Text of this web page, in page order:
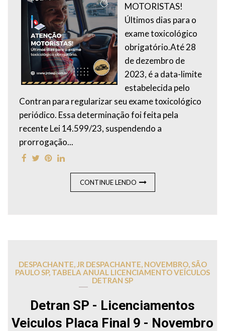
MOTORISTAS!
Últimos dias para o
exame toxicológico
obrigatório.Até 28
de dezembro de
2023, é a data-limite
estabelecida pelo
Contran para regularizar seu exame toxicológico
periódico. Essa determinação foi feita pela
recente Lei 14.599/23, suspendendo a
prorrogação...
CONTINUE LENDO
DESPACHANTE JR DESPACHANTE NOVEMBRO, SÃO
PAULO SP, TABELA ANUAL LICENCIAMENTO VEÍCULOS
DETRAN SP
Detran SP - Licenciamentos
Veiculos Placa Final 9 - Novembro